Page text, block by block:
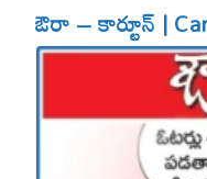
ఔరా – కార్టూన్ |